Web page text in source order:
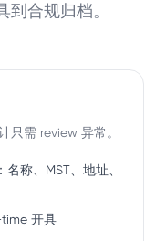
到合规归档。
只需 review 异常。
称、MST、地址、
开具